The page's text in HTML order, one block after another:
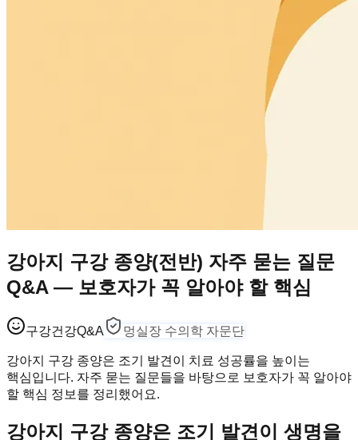
강아지 구강 종양(전반) 자주 묻는 질문
Q&A — 보호자가 꼭 알아야 할 핵심
구강건강Q&A 멍실장 수의학 자문단
강아지 구강 종양은 조기 발견이 치료 성공률을 높이는
핵심입니다. 자주 묻는 질문들을 바탕으로 보호자가 꼭 알아야
할 핵심 정보를 정리했어요.
강아지 구강 종양은 조기 발견이 생명을